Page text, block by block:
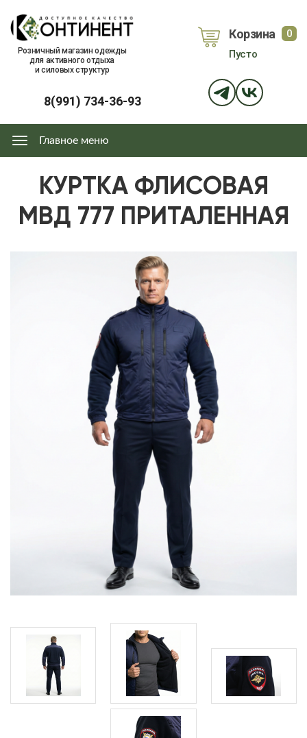
основному
содержанию
Розничный магазин одежды
для активного отдыха
и силовых структур
8(991) 734-36-93
Корзина
0
Пусто
Главное
меню
Главное меню
КУРТКА ФЛИСОВАЯ
МВД 777 ПРИТАЛЕННАЯ